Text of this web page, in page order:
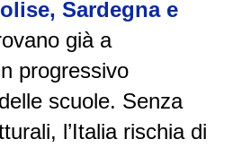
Sardegna e
già a
progressivo
scuole. Senza
l’Italia rischia di